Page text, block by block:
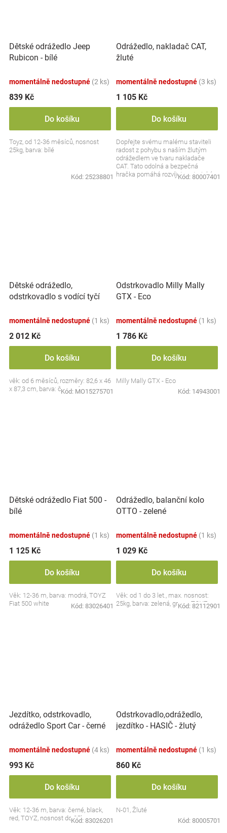
Dětské odrážedlo Jeep
Rubicon - bílé
momentálně nedostupné (2 ks)
839 Kč
Do košíku
Toyz, od 12-36 měsíců, nosnost
25kg, barva: bílé
Kód: 25238801
Odrážedlo, nakladač CAT,
žluté
momentálně nedostupné (3 ks)
1 105 Kč
Do košíku
Dopřejte svému malému staviteli
radost z pohybu s naším žlutým
odrážedlem ve tvaru nakladače
CAT. Tato odolná a bezpečná
hračka pomáhá rozvíjet motorické
Kód: 80007401
Dětské odrážedlo,
odstrkovadlo s vodící tyčí
momentálně nedostupné (1 ks)
2 012 Kč
Do košíku
věk: od 6 měsíců, rozměry: 82,6 x 46
x 87,3 cm, barva: červená
Kód: MO15275701
Odstrkovadlo Milly Mally
GTX - Eco
momentálně nedostupné (1 ks)
1 786 Kč
Do košíku
Milly Mally GTX - Eco
Kód: 14943001
Dětské odrážedlo Fiat 500 -
bílé
momentálně nedostupné (1 ks)
1 125 Kč
Do košíku
Věk: 12-36 m, barva: modrá, TOYZ
Fiat 500 white
Kód: 83026401
Odrážedlo, balanční kolo
OTTO - zelené
momentálně nedostupné (1 ks)
1 029 Kč
Do košíku
Věk: od 1 do 3 let., max. nosnost:
25kg, barva: zelená, green, TOYZ
Kód: 82112901
Jezdítko, odstrkovadlo,
odrážedlo Sport Car - černé
momentálně nedostupné (4 ks)
993 Kč
Do košíku
Věk: 12-36 m, barva: černé, black,
red, TOYZ, nosnost do 25kg.
Kód: 83026201
Odstrkovadlo,odrážedlo,
jezdítko - HASIČ - žlutý
momentálně nedostupné (1 ks)
860 Kč
Do košíku
N-01, Žluté
Kód: 80005701